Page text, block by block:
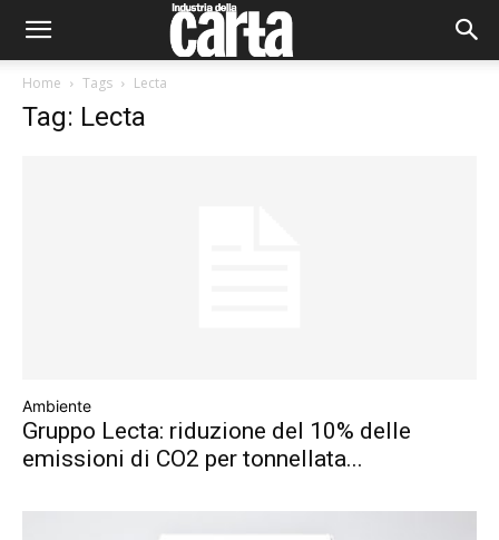
Home Tags Lecta
Tag: Lecta
Ambiente
Gruppo Lecta: riduzione del 10% delle
emissioni di CO2 per tonnellata...